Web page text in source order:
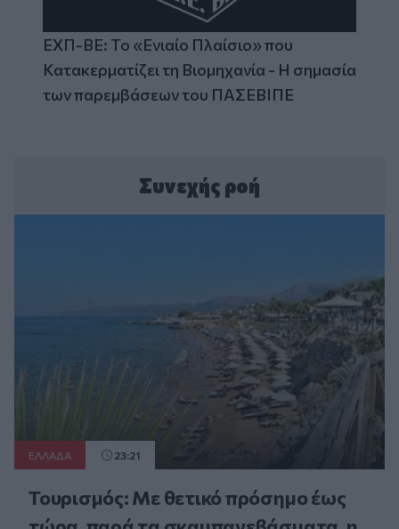
ΕΧΠ-ΒΕ: Το «Ενιαίο Πλαίσιο» που
Κατακερματίζει τη Βιομηχανία - Η σημασία
των παρεμβάσεων του ΠΑΣΕΒΙΠΕ
Συνεχής ροή
ΕΛΛAΔΑ 23:21
Τουρισμός: Με θετικό πρόσημο έως